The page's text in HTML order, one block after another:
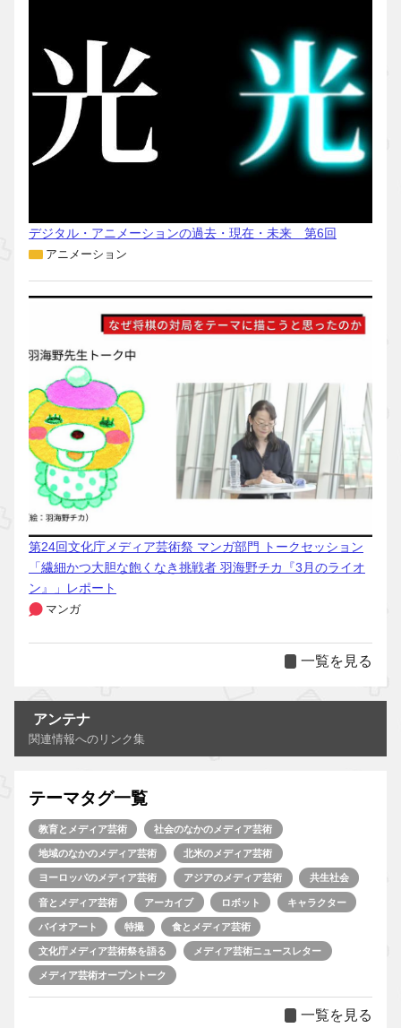
デジタル・アニメーションの過去・現在・未来 第6回
アニメーション
第24回文化庁メディア芸術祭 マンガ部門 トークセッション
「繊細かつ大胆な飽くなき挑戦者 羽海野チカ『3月のライオ
ン』」レポート
マンガ
一覧を見る
アンテナ
関連情報へのリンク集
テーマタグ一覧
教育とメディア芸術 社会のなかのメディア芸術
地域のなかのメディア芸術 北米のメディア芸術
ヨーロッパのメディア芸術 アジアのメディア芸術 共生社会
音とメディア芸術 アーカイブ ロボット キャラクター
バイオアート 特撮 食とメディア芸術
文化庁メディア芸術祭を語る メディア芸術ニュースレター
メディア芸術オープントーク
一覧を見る